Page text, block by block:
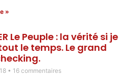
»
Le Peuple : la vérité si je
le temps. Le grand
16 commentaires